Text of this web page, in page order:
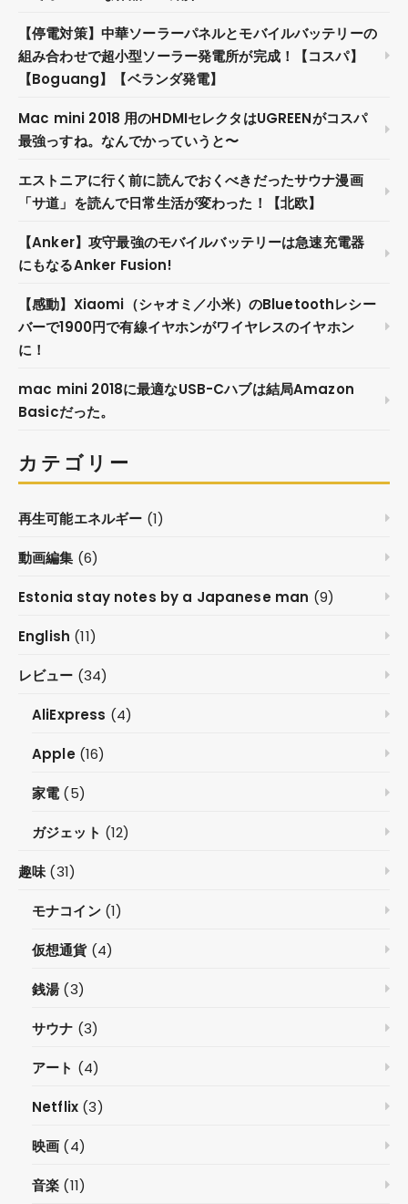
【停電対策】中華ソーラーパネルとモバイルバッテリーの
組み合わせで超小型ソーラー発電所が完成！【コスパ】
【Boguang】【ベランダ発電】
Mac mini 2018 用のHDMIセレクタはUGREENがコスパ
最強っすね。なんでかっていうと〜
エストニアに行く前に読んでおくべきだったサウナ漫画
「サ道」を読んで日常生活が変わった！【北欧】
【Anker】攻守最強のモバイルバッテリーは急速充電器
にもなるAnker Fusion!
【感動】Xiaomi（シャオミ／小米）のBluetoothレシー
バーで1900円で有線イヤホンがワイヤレスのイヤホン
に！
mac mini 2018に最適なUSB-Cハブは結局Amazon
Basicだった。
カテゴリー
再生可能エネルギー (1)
動画編集 (6)
Estonia stay notes by a Japanese man (9)
English (11)
レビュー (34)
AliExpress (4)
Apple(16)
家電(5)
ガジェット (12)
趣味(31)
モナコイン(1)
仮想通貨(4)
銭湯 (3)
サウナ (3)
アート (4)
Netflix (3)
映画 (4)
音楽 (11)